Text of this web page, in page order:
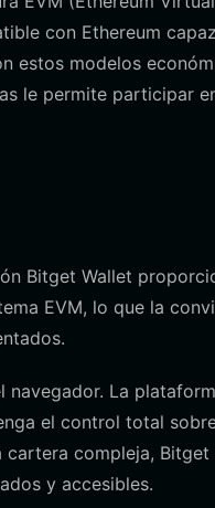
con Ethereum
estos modelos
le permite participar
Bitget Wallet
EVM, lo que la
navegador. La
el control total
cartera compleja, Bitget
y accesibles.